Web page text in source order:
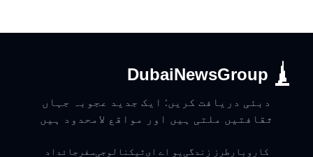
DubaiNewsGroup
دبئی دریافت کریں: ایک جدید عجوبہ جہاں
ثقافتیں ملتی ہیں اور مواقع لامحدود ہیں
کاروبار طرزِ زندگی یو اے ایٹیکنالوجیسفر جائداد